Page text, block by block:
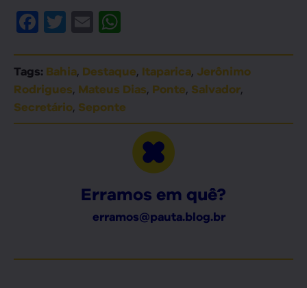
Facebook
Twitter
Email
Tags: Bahia, Destaque, Itaparica, Jerônimo
Rodrigues, Mateus Dias, Ponte, Salvador,
Secretário, Seponte
Erramos em quê?
erramos@pauta.blog.br